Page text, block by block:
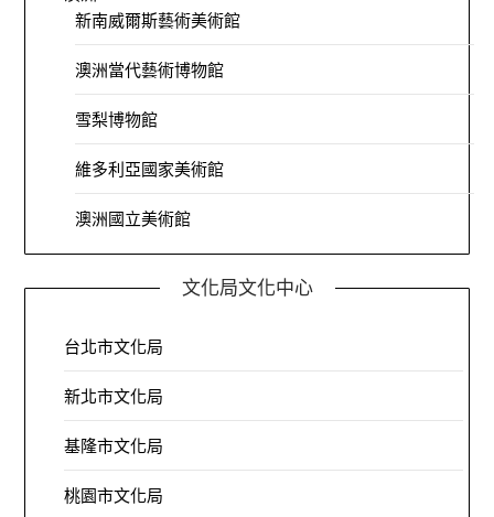
新南威爾斯藝術美術館
澳洲當代藝術博物館
雪梨博物館
維多利亞國家美術館
澳洲國立美術館
文化局文化中心
台北市文化局
新北市文化局
基隆市文化局
桃園市文化局